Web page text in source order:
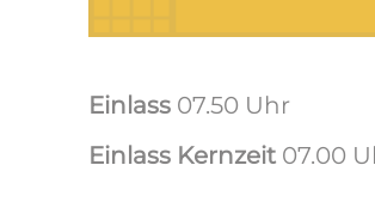
Einlass 07.50 Uhr
Einlass Kernzeit 07.00